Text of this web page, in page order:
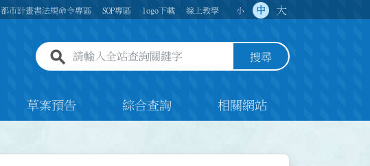
都市計畫書法規命令專區 SOP專區 logo下載 線上教學 小 中 大
全站查詢關鍵字欄位 搜尋
草案預告 綜合查詢 相關網站